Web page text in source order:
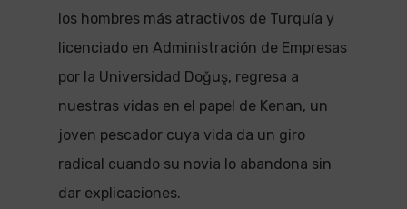
los hombres más atractivos de Turquía y
licenciado en Administración de Empresas
por la Universidad Doğuş, regresa a
nuestras vidas en el papel de Kenan, un
joven pescador cuya vida da un giro
radical cuando su novia lo abandona sin
dar explicaciones.